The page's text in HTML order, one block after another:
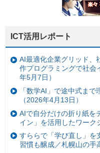
ICT活用レポート
AI最適化企業グリッド、
作プログラミングで社会
年5月7日）
「数学AI」で途中式ま
（2026年4月13日）
AIで自分だけの折り紙を
イン」を活用したワーク
すららで「学び直し」を
習慣も醸成／札幌山の手